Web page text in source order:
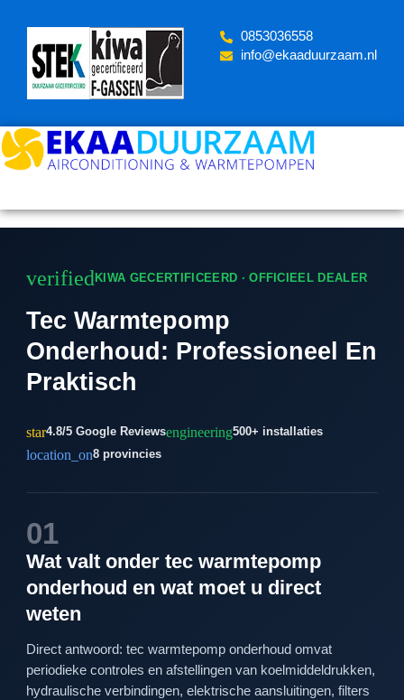
content
‪0853036558
info@ekaaduurzaam.nl
verified KIWA GECERTIFICEERD · OFFICIEEL DEALER
Tec Warmtepomp
Onderhoud: Professioneel En
Praktisch
star4.8/5 Google Reviewsengineering500+ installaties
location_on8 provincies
01
Wat valt onder tec warmtepomp
onderhoud en wat moet u direct
weten
Direct antwoord: tec warmtepomp onderhoud omvat
periodieke controles en afstellingen van koelmiddeldrukken,
hydraulische verbindingen, elektrische aansluitingen, filters